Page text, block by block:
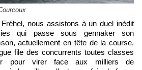
qui passe sous gennaker son
actuellement en tête de la course.
file des concurrents toutes classes
pour virer face aux milliers de